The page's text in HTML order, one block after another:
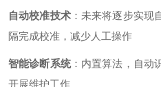
自动校准技术：未来将逐步实现
隔完成校准，减少人工操作
智能诊断系统：内置算法，自动
开展维护工作